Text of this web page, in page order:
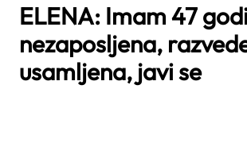
ELENA: Imam 47
nezaposljena,
usamljena, javi se